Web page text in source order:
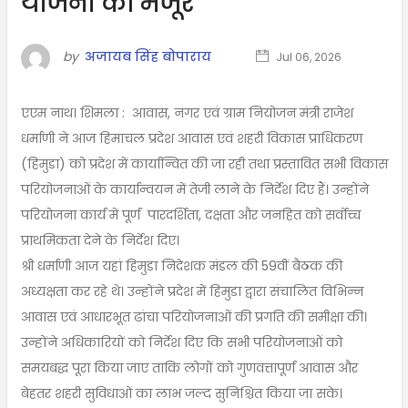
by अजायब सिंह बोपाराय Jul 06, 2026
एएम नाथ। शिमला : आवास, नगर एवं ग्राम नियोजन मंत्री राजेश
धर्माणी ने आज हिमाचल प्रदेश आवास एवं शहरी विकास प्राधिकरण
(हिमुडा) को प्रदेश में कार्यान्वित की जा रही तथा प्रस्तावित सभी विकास
परियोजनाओं के कार्यान्वयन में तेजी लाने के निर्देश दिए हैं। उन्होंने
परियोजना कार्य में पूर्ण पारदर्शिता, दक्षता और जनहित को सर्वोच्च
प्राथमिकता देने के निर्देश दिए।
श्री धर्माणी आज यहां हिमुडा निदेशक मंडल की 59वीं बैठक की
अध्यक्षता कर रहे थे। उन्होंने प्रदेश में हिमुडा द्वारा संचालित विभिन्न
आवास एवं आधारभूत ढांचा परियोजनाओं की प्रगति की समीक्षा की।
उन्होंने अधिकारियों को निर्देश दिए कि सभी परियोजनाओं को
समयबद्ध पूरा किया जाए ताकि लोगों को गुणवत्तापूर्ण आवास और
बेहतर शहरी सुविधाओं का लाभ जल्द सुनिश्चित किया जा सके।